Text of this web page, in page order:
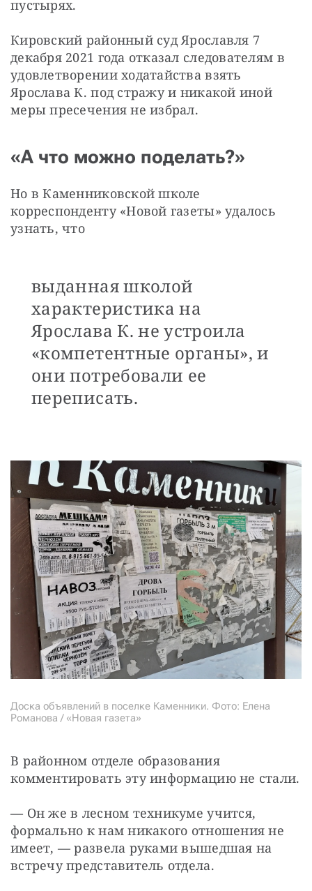
пустырях.
Кировский районный суд Ярославля 7
декабря 2021 года отказал следователям в
удовлетворении ходатайства взять
Ярослава К. под стражу и никакой иной
меры пресечения не избрал.
«А что можно поделать?»
Но в Каменниковской школе
корреспонденту «Новой газеты» удалось
узнать, что
выданная школой
характеристика на
Ярослава К. не устроила
«компетентные органы», и
они потребовали ее
переписать.
Доска объявлений в поселке Каменники. Фото: Елена
Романова / «Новая газета»
В районном отделе образования
комментировать эту информацию не стали.
— Он же в лесном техникуме учится,
формально к нам никакого отношения не
имеет, — развела руками вышедшая на
встречу представитель отдела.